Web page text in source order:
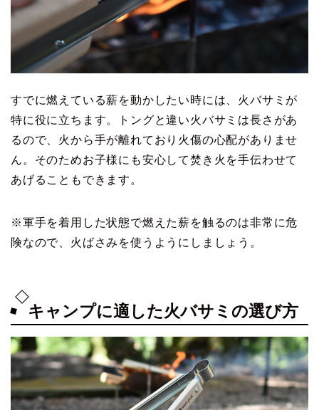
すでに燃えている薪を動かしたい時には、火バサミが
特に役に立ちます。トングと違い火バサミは長さがあ
るので、火から手が離れており火傷の心配がありませ
ん。そのためお子様にも安心して焚き火を手伝わせて
あげることもできます。
※軍手を着用した状態で燃えた薪を触るのは非常に危
険なので、火ばさみを使うようにしましょう。
キャンプに適した火バサミの選び方